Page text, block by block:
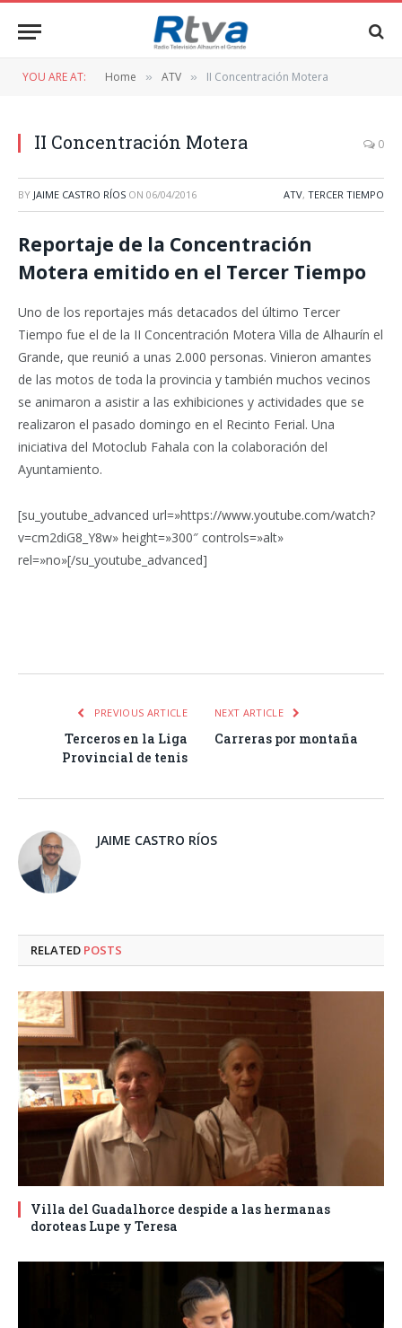
YOU ARE AT: Home » ATV » II Concentración Motera
II Concentración Motera 0
BY JAIME CASTRO RÍOS ON 06/04/2016 ATV, TERCER TIEMPO
Reportaje de la Concentración
Motera emitido en el Tercer Tiempo
Uno de los reportajes más detacados del último Tercer
Tiempo fue el de la II Concentración Motera Villa de Alhaurín el
Grande, que reunió a unas 2.000 personas. Vinieron amantes
de las motos de toda la provincia y también muchos vecinos
se animaron a asistir a las exhibiciones y actividades que se
realizaron el pasado domingo en el Recinto Ferial. Una
iniciativa del Motoclub Fahala con la colaboración del
Ayuntamiento.
[su_youtube_advanced url=»https://www.youtube.com/watch?
v=cm2diG8_Y8w» height=»300″ controls=»alt»
rel=»no»[/su_youtube_advanced]
PREVIOUS ARTICLE
Terceros en la Liga
Provincial de tenis
NEXT ARTICLE
Carreras por montaña
JAIME CASTRO RÍOS
RELATED POSTS
Villa del Guadalhorce despide a las hermanas
doroteas Lupe y Teresa